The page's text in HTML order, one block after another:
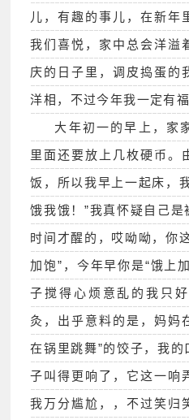
儿，有趣的事儿，在新年
我们喜悦，家中总会洋溢
庆的日子里，调皮捣蛋的
洋相，不过今年我一定有福
大年初一的早上，家
里面还要放上几枚硬币。
饭，所以我早上一起床，
饿我饿！”我真怀疑自己
时间才醒的，哎呦呦，你
加饱”，今年早你是“饿上
子搅得心烦意乱的我只
灸，出乎意料的是，妈妈
在锅里跳舞”的饺子，我
子叫得更响了，它这一响
我万分尴尬，，不过笑归